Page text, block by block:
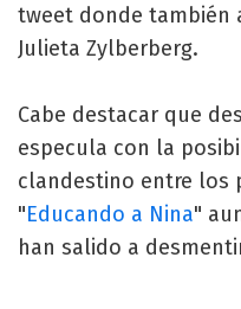
tweet donde también
Julieta Zylberberg.
Cabe destacar que
especula con la
clandestino entre los
"Educando a Nina"
han salido a